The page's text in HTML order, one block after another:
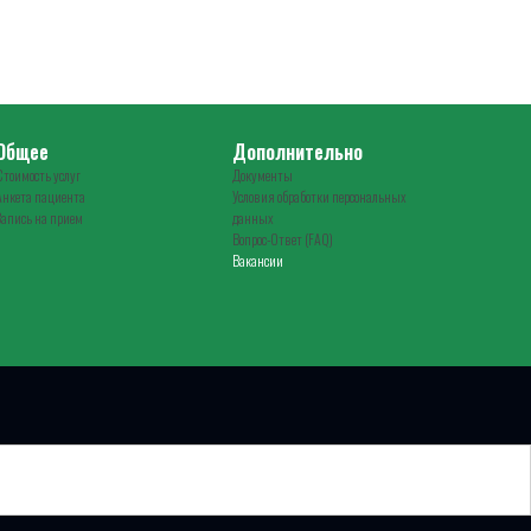
услуг
пациента
на прием
Дополнительно
Документы
Условия обработки персональных
данных
Вопрос-Ответ (FAQ)
Вакансии